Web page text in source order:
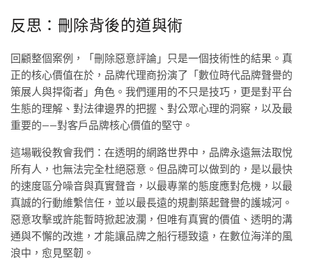
反思：刪除背後的道與術
回顧整個案例，「刪除惡意評論」只是一個技術性的結果。真
正的核心價值在於，品牌代理商扮演了「數位時代品牌聲譽的
策展人與捍衛者」角色。我們運用的不只是技巧，更是對平台
生態的理解、對法律邊界的把握、對公眾心理的洞察，以及最
重要的——對客戶品牌核心價值的堅守。
這場戰役教會我們：在透明的網路世界中，品牌永遠無法取悅
所有人，也無法完全杜絕惡意。但品牌可以做到的，是以最快
的速度區分噪音與真實聲音，以最專業的態度應對危機，以最
真誠的行動維繫信任，並以最長遠的規劃築起聲譽的護城河。
惡意攻擊或許能暫時掀起波瀾，但唯有真實的價值、透明的溝
通與不懈的改進，才能讓品牌之船行穩致遠，在數位海洋的風
浪中，愈見堅韌。